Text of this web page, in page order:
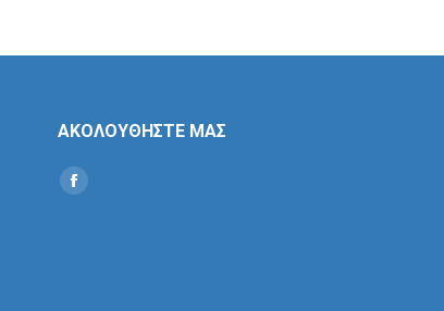
ΑΚΟΛΟΥΘΗΣΤΕ ΜΑΣ
Find us on:
Social